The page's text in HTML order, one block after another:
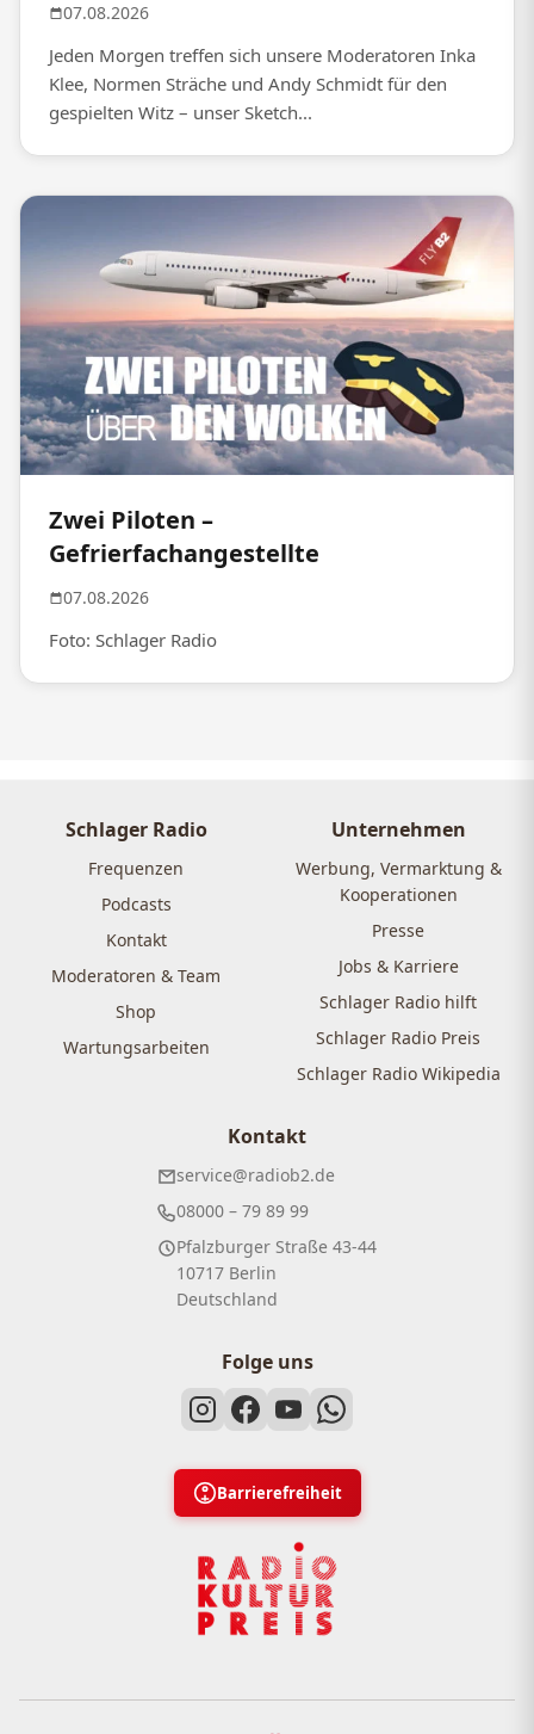
07.08.2026
Jeden Morgen treffen sich unsere Moderatoren Inka
Klee, Normen Sträche und Andy Schmidt für den
gespielten Witz – unser Sketch...
Zwei Piloten –
Gefrierfachangestellte
07.08.2026
Foto: Schlager Radio
Schlager Radio
Frequenzen
Podcasts
Kontakt
Moderatoren & Team
Shop
Wartungsarbeiten
Unternehmen
Werbung, Vermarktung &
Kooperationen
Presse
Jobs & Karriere
Schlager Radio hilft
Schlager Radio Preis
Schlager Radio Wikipedia
Kontakt
service@radiob2.de
08000 – 79 89 99
Pfalzburger Straße 43-44
10717 Berlin
Deutschland
Folge uns
Barrierefreiheit